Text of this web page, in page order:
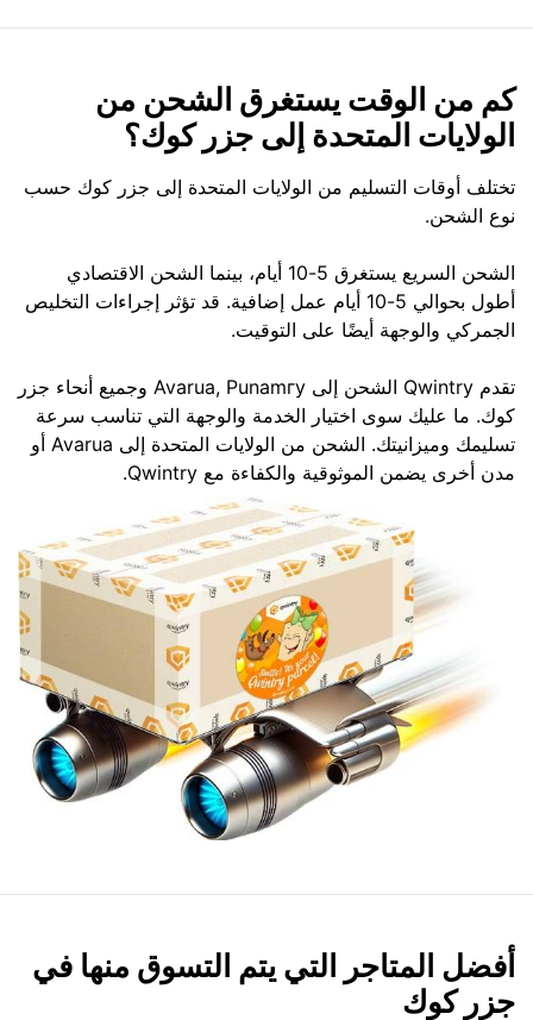
كم من الوقت يستغرق الشحن من
الولايات المتحدة إلى جزر كوك؟
تختلف أوقات التسليم من الولايات المتحدة إلى جزر كوك حسب
نوع الشحن.
الشحن السريع يستغرق 5-10 أيام، بينما الشحن الاقتصادي
أطول بحوالي 5-10 أيام عمل إضافية. قد تؤثر إجراءات التخليص
الجمركي والوجهة أيضًا على التوقيت.
تقدم Qwintry الشحن إلى Avarua, Punamгу وجميع أنحاء جزر
كوك. ما عليك سوى اختيار الخدمة والوجهة التي تناسب سرعة
تسليمك وميزانيتك. الشحن من الولايات المتحدة إلى Avarua أو
مدن أخرى يضمن الموثوقية والكفاءة مع Qwintry.
أفضل المتاجر التي يتم التسوق منها في
جزر كوك